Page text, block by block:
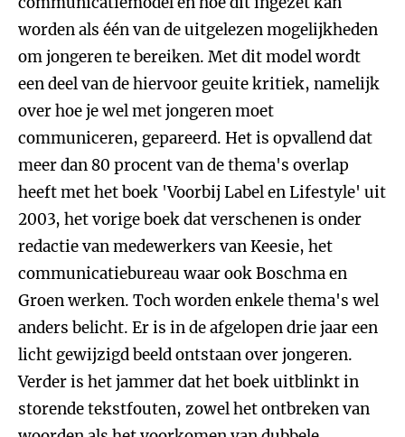
worden als één van de uitgelezen mogelijkheden
om jongeren te bereiken. Met dit model wordt
een deel van de hiervoor geuite kritiek, namelijk
over hoe je wel met jongeren moet
communiceren, gepareerd. Het is opvallend dat
meer dan 80 procent van de thema's overlap
heeft met het boek 'Voorbij Label en Lifestyle' uit
2003, het vorige boek dat verschenen is onder
redactie van medewerkers van Keesie, het
communicatiebureau waar ook Boschma en
Groen werken. Toch worden enkele thema's wel
anders belicht. Er is in de afgelopen drie jaar een
licht gewijzigd beeld ontstaan over jongeren.
Verder is het jammer dat het boek uitblinkt in
storende tekstfouten, zowel het ontbreken van